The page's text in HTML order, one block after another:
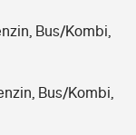
Bus/Kombi,
Bus/Kombi,